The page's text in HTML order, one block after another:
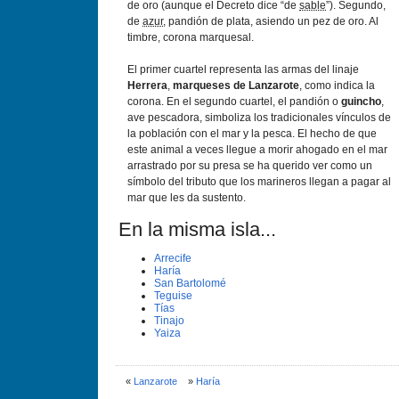
de oro (aunque el Decreto dice “de sable”). Segundo,
de azur, pandión de plata, asiendo un pez de oro. Al
timbre, corona marquesal.
El primer cuartel representa las armas del linaje
Herrera, marqueses de Lanzarote, como indica la
corona. En el segundo cuartel, el pandión o guincho,
ave pescadora, simboliza los tradicionales vínculos de
la población con el mar y la pesca. El hecho de que
este animal a veces llegue a morir ahogado en el mar
arrastrado por su presa se ha querido ver como un
símbolo del tributo que los marineros llegan a pagar al
mar que les da sustento.
En la misma isla...
Arrecife
Harí­a
San Bartolomé
Teguise
Tí­as
Tinajo
Yaiza
« Lanzarote» Harí­a